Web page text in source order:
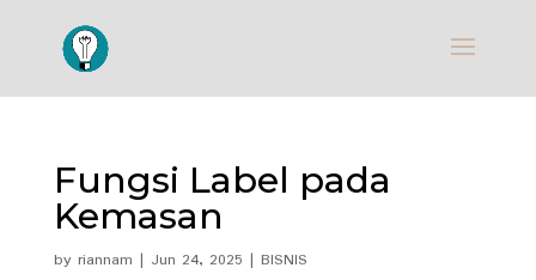
Fungsi Label pada
Kemasan
by riannam | Jun 24, 2025 | BISNIS